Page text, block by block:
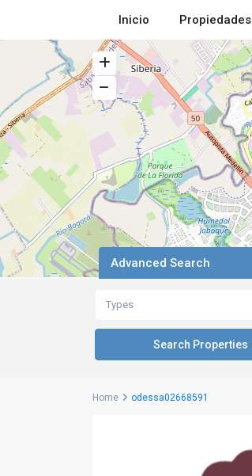
Inicio Propiedades
Advanced Search
Types
Home odessa02668591